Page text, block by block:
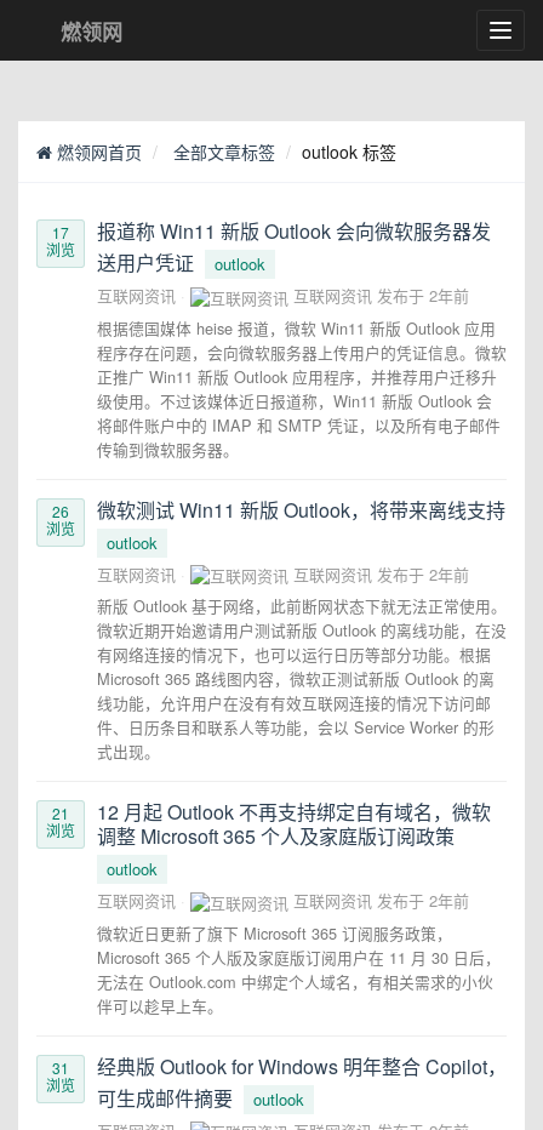
燃领网
燃领网首页 全部文章标签 outlook 标签
17
浏览
报道称 Win11 新版 Outlook 会向微软服务器发
送用户凭证
outlook
互联网资讯
互联网资讯 发布于 2年前
根据德国媒体 heise 报道，微软 Win11 新版 Outlook 应用
程序存在问题，会向微软服务器上传用户的凭证信息。微软
正推广 Win11 新版 Outlook 应用程序，并推荐用户迁移升
级使用。不过该媒体近日报道称，Win11 新版 Outlook 会
将邮件账户中的 IMAP 和 SMTP 凭证，以及所有电子邮件
传输到微软服务器。
26
浏览
微软测试 Win11 新版 Outlook，将带来离线支持
outlook
互联网资讯
互联网资讯 发布于 2年前
新版 Outlook 基于网络，此前断网状态下就无法正常使用。
微软近期开始邀请用户测试新版 Outlook 的离线功能，在没
有网络连接的情况下，也可以运行日历等部分功能。根据
Microsoft 365 路线图内容，微软正测试新版 Outlook 的离
线功能，允许用户在没有有效互联网连接的情况下访问邮
件、日历条目和联系人等功能，会以 Service Worker 的形
式出现。
21
浏览
12 月起 Outlook 不再支持绑定自有域名，微软
调整 Microsoft 365 个人及家庭版订阅政策
outlook
互联网资讯
互联网资讯 发布于 2年前
微软近日更新了旗下 Microsoft 365 订阅服务政策，
Microsoft 365 个人版及家庭版订阅用户在 11 月 30 日后，
无法在 Outlook.com 中绑定个人域名，有相关需求的小伙
伴可以趁早上车。
31
浏览
经典版 Outlook for Windows 明年整合 Copilot，
可生成邮件摘要
outlook